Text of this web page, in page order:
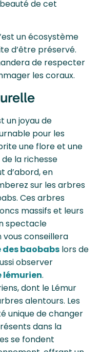
de cet
un écosystème
d’être préservé.
de respecter
les coraux.
un joyau de
pour les
une flore et une
la richesse
d’abord, en
sur les arbres
Ces arbres
massifs et leurs
spectacle
conseillera
des baobabs lors de
observer
lémurien.
dont le Lémur
alentours. Les
unique de changer
dans la
se fondent